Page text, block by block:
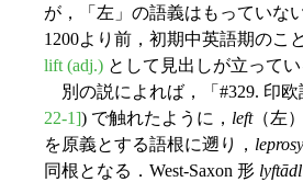
が，「左」の語義はもっていな
1200より前，初期中英語期のこ
lift (adj.) として見出しが立ってい
別の説によれば，「#329. 印欧
22-1]) で触れたように， left（左
を原義とする語根に遡り， leprosy
同根となる．West-Saxon 形 lyftādl